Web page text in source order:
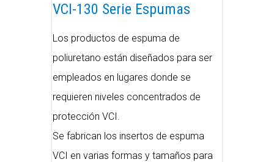
VCI-130 Serie Espumas
Los productos de espuma de
poliuretano están diseñados para ser
empleados en lugares donde se
requieren niveles concentrados de
protección VCI.
Se fabrican los insertos de espuma
VCI en varias formas y tamaños para